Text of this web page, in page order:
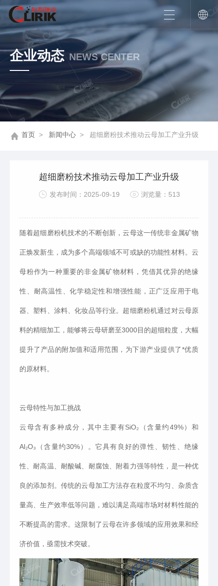
企业动态 NEWS CENTER
首页 > 新闻中心 > 超细磨粉技术推动云母加工产业升级
超细磨粉技术推动云母加工产业升级
发布时间：2025-09-19 浏览量：513
随着超细磨粉机技术的不断创新，云母这一传统非金属矿物
正焕发新生，成为多个高端领域不可或缺的功能性材料。云
母粉作为一种重要的非金属矿物材料，凭借其优异的绝缘
性、耐高温性、化学稳定性和增强性能，正广泛应用于电
器、塑料、涂料、化妆品等行业。超细磨粉机通过对云母原
料的精细加工，能够将云母研磨至3000目的超细粒度，大幅
提升了产品的附加值和适用范围，为下游产业提供了*优质
的原材料。
云母特性与加工挑战
云母含有多种成分，其中主要有SiO₂（含量约49%）和
Al₂O₃（含量约30%）。它具有良好的弹性、韧性、绝缘
性、耐高温、耐酸碱、耐腐蚀、附着力强等特性，是一种优
良的添加剂。传统的云母加工方法存在粒度不均匀、杂质含
量高、生产效率低等问题，难以满足高端市场对材料性能的
不断提高的需求。这限制了云母在许多领域的应用效果和经
济价值，亟需技术突破。